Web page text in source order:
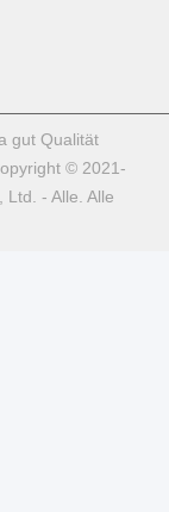
gut Qualität
© 2021-
Ltd. - Alle. Alle